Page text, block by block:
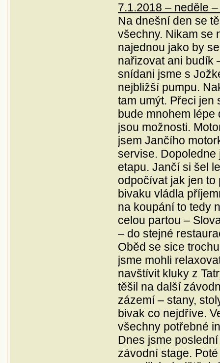
7.1.2018 – neděle
Na dnešní den se
všechny. Nikam se
najednou jako by
nařizovat ani budík
snídani jsme s
nejbližší pumpu.
tam umýt. Přeci jen
bude mnohem lépe
jsou možnosti.
jsem Jančího
servise.
etapu. Jančí si šel
odpočívat jak jen
bivaku vládla
na koupání to tedy
celou partou –
– do stejné
Oběd se sice
jsme mohli
navštívit kluky z
těšil na další
zázemí – stany,
bivak co nejdříve.
všechny potřebné
Dnes jsme
závodní stage.